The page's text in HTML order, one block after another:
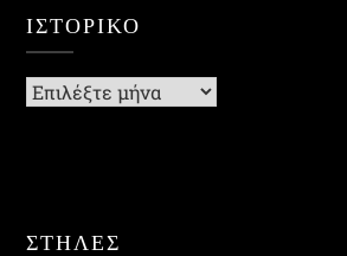
ΙΣΤΟΡΙΚΌ
Ιστορικό
ΣΤΗΛΕΣ